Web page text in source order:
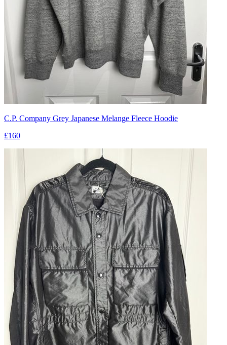
C.P. Company Grey Japanese Melange Fleece Hoodie
£160